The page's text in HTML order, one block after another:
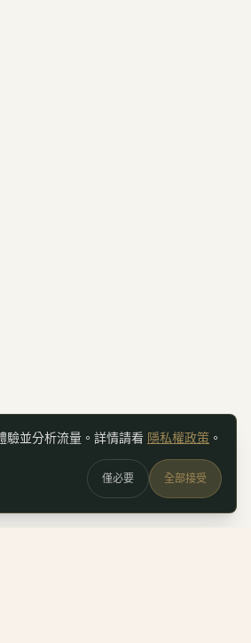
驗並分析流量。詳情請看 隱私權政策 。
僅必要 全部接受